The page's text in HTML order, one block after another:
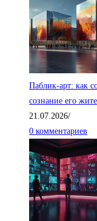
Паблик-арт: как
сознание его
21.07.2026/
0 комментариев